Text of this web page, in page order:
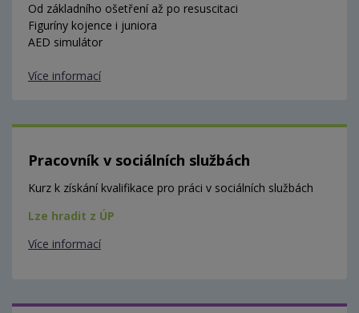
Od základního ošetření až po resuscitaci
Figuríny kojence i juniora
AED simulátor
Více informací
Pracovník v sociálních službách
Kurz k získání kvalifikace pro práci v sociálních službách
Lze hradit z ÚP
Více informací